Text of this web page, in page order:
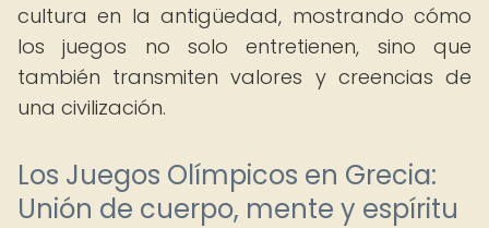
cultura en la antigüedad, mostrando cómo
los juegos no solo entretienen, sino que
también transmiten valores y creencias de
una civilización.
Los Juegos Olímpicos en Grecia:
Unión de cuerpo, mente y espíritu